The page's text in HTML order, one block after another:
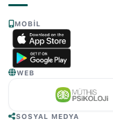
MOBIL
WEB
SOSYAL MEDYA